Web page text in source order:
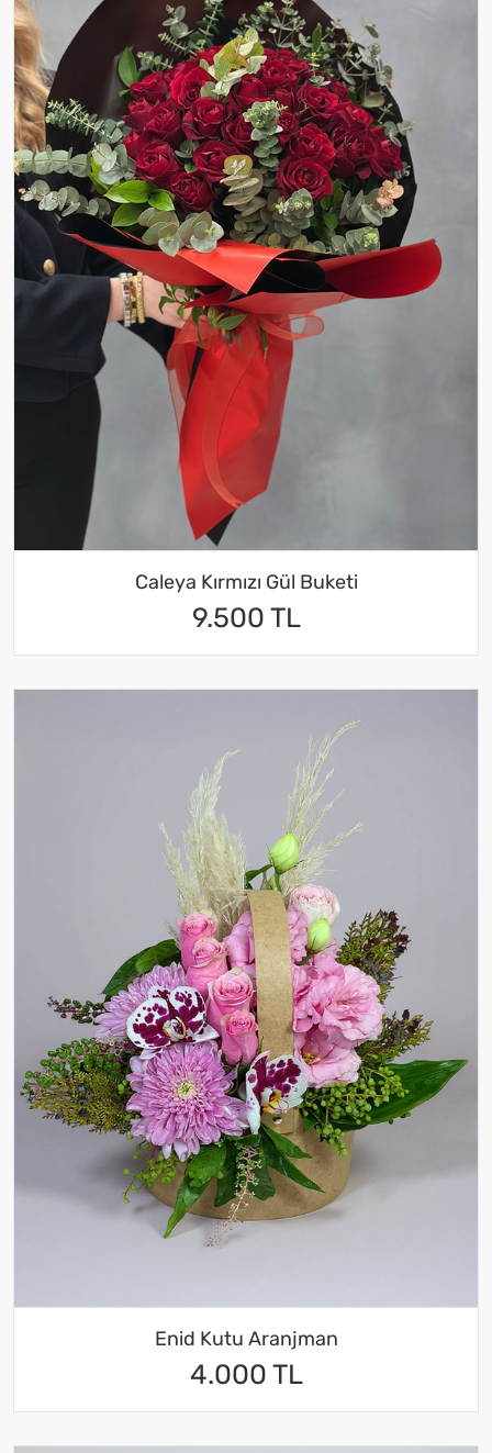
Caleya Kırmızı Gül Buketi
9.500 TL
Enid Kutu Aranjman
4.000 TL